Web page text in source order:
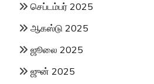
செப்டம்பர் 2025
ஆகஸ்டு 2025
ஜூலை 2025
ஜுன் 2025